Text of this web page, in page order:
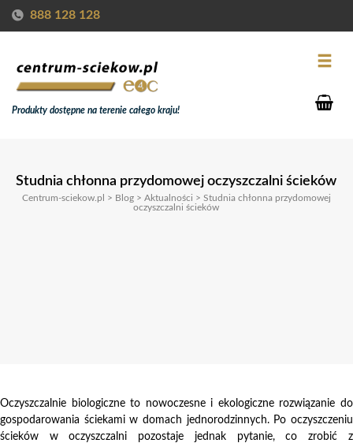
888 128 128
Produkty dostępne na terenie całego kraju!
Studnia chłonna przydomowej oczyszczalni ścieków
Centrum-sciekow.pl > Blog > Aktualności > Studnia chłonna przydomowej
oczyszczalni ścieków
Oczyszczalnie biologiczne to nowoczesne i ekologiczne rozwiązanie do
gospodarowania ściekami w domach jednorodzinnych. Po oczyszczeniu
ścieków w oczyszczalni pozostaje jednak pytanie, co zrobić z